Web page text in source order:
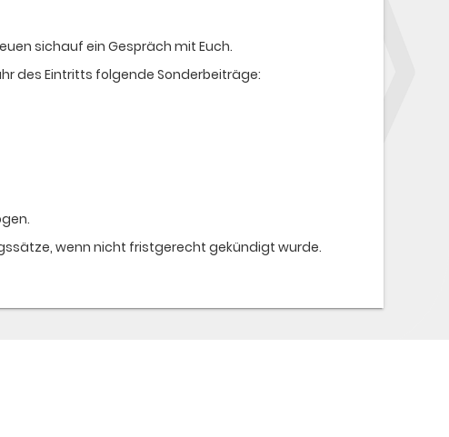
sichauf ein Gespräch mit Euch.
des Eintritts folgende Sonderbeiträge:
wenn nicht fristgerecht gekündigt wurde.